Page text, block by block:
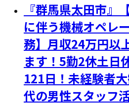
『群馬県太田市』
に伴う機械オペレ
務】月収24万円以
ます！5勤2休土日
121日！未経験者
代の男性スタッフ